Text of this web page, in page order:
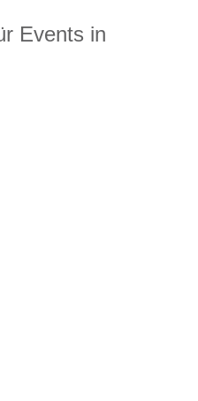
Events in